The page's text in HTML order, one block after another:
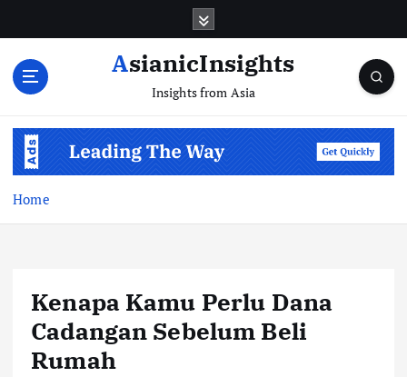
AsianicInsights
Insights from Asia
Home
Kenapa Kamu Perlu Dana
Cadangan Sebelum Beli
Rumah